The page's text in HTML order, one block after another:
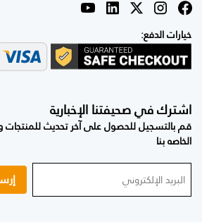
خيارات الدفع:
اشترك في صحيفتنا الإخبارية
قم بالتسجيل للحصول على آخر تحديث للمنتجات
الخاصه بنا